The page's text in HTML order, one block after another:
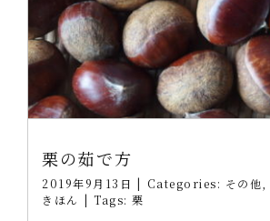
栗の茹で方
2019年9月13日 | Categories: その他
きほん | Tags: 栗